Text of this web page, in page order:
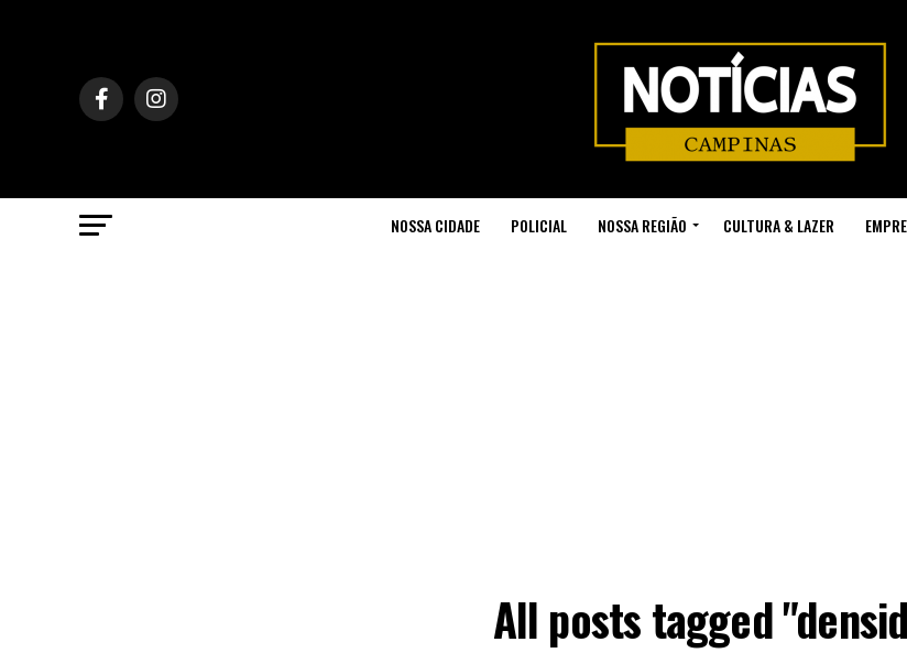
NOSSA CIDADE POLICIAL NOSSA REGIÃO CULTURA & LAZER
All posts tagged